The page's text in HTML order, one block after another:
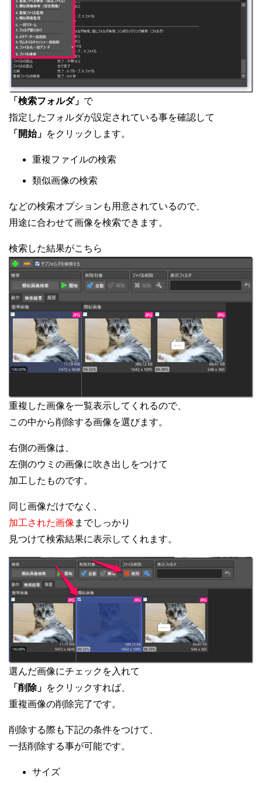
「検索フォルダ」 で
指定したフォルダが設定されている事を確認して
「開始」 をクリックします。
重複ファイルの検索
類似画像の検索
などの検索オプションも用意されているので、
用途に合わせて画像を検索できます。
検索した結果がこちら
重複した画像を一覧表示してくれるので、
この中から削除する画像を選びます。
右側の画像は、
左側のウミの画像に吹き出しをつけて
加工したものです。
同じ画像だけでなく、
加工された画像 までしっかり
見つけて検索結果に表示してくれます。
選んだ画像にチェックを入れて
「削除」 をクリックすれば、
重複画像の削除完了です。
削除する際も下記の条件をつけて、
一括削除する事が可能です。
サイズ